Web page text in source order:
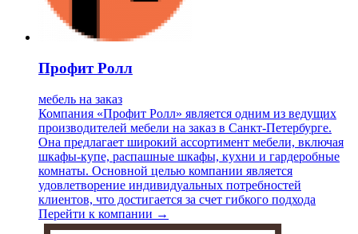
Профит Ролл
мебель на заказ
Компания «Профит Ролл» является одним из ведущих
производителей мебели на заказ в Санкт-Петербурге.
Она предлагает широкий ассортимент мебели, включая
шкафы-купе, распашные шкафы, кухни и гардеробные
комнаты. Основной целью компании является
удовлетворение индивидуальных потребностей
клиентов, что достигается за счет гибкого подхода
Перейти к компании →